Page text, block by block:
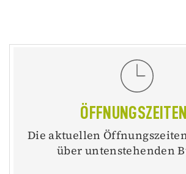
Die aktuellen
über untenstehenden